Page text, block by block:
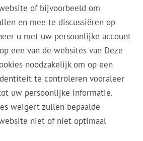
of bijvoorbeeld om
en mee te discussiëren op
u met uw persoonlijke account
een van de websites van Deze
noodzakelijk om op een
te controleren vooraleer
uw persoonlijke informatie.
weigert zullen bepaalde
niet of niet optimaal